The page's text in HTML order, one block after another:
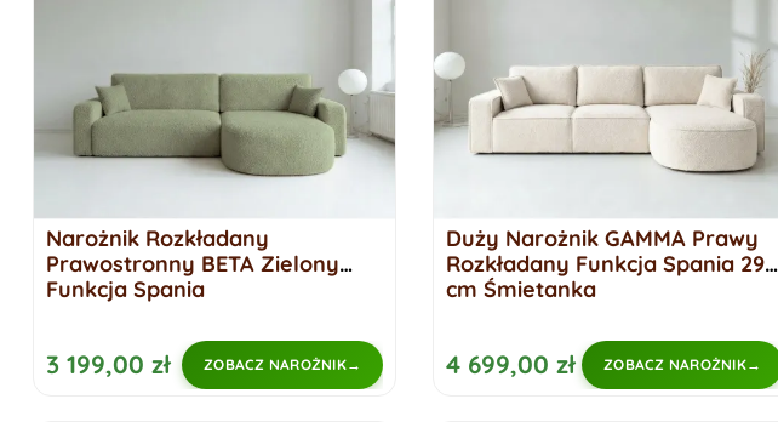
Narożnik Rozkładany
Prawostronny BETA Zielony
Funkcja Spania
3 199,00 zł ZOBACZ NAROŻNIK
Duży Narożnik GAMMA Prawy
Rozkładany Funkcja Spania 299
cm Śmietanka
4 699,00 zł ZOBACZ NAROŻNIK